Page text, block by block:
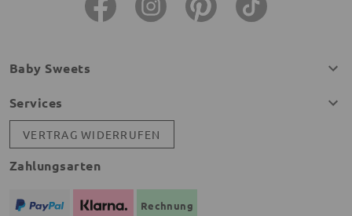
Baby Sweets
Services
VERTRAG WIDERRUFEN
Zahlungsarten
Rechnung